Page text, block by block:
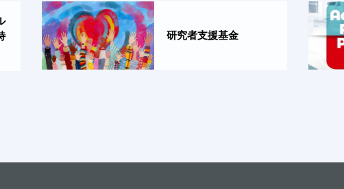
研究者支援基金